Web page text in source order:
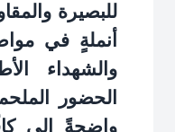
للبصيرة
أنملةٍ في
والشهداء
الحضور
واضحةً إلى